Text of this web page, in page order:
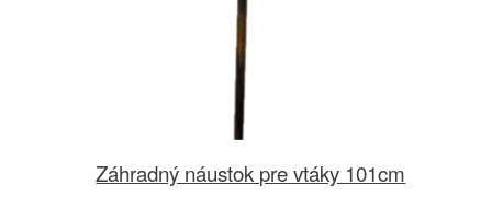
Záhradný náustok pre vtáky 101cm